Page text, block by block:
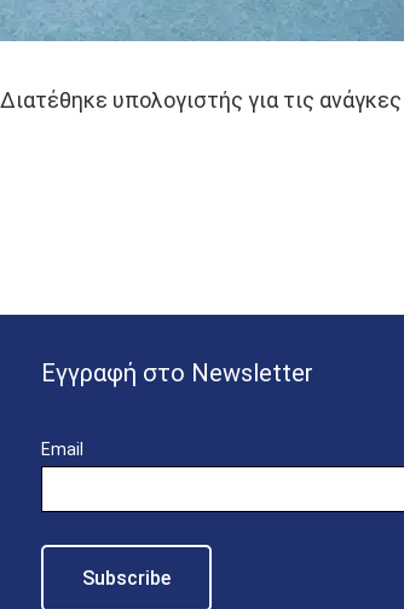
Διατέθηκε υπολογιστής για τις
Εγγραφή στο Newsletter
Email